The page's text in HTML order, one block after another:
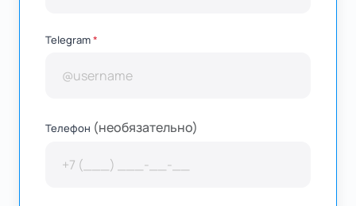
Telegram*
Телефон (необязательно)